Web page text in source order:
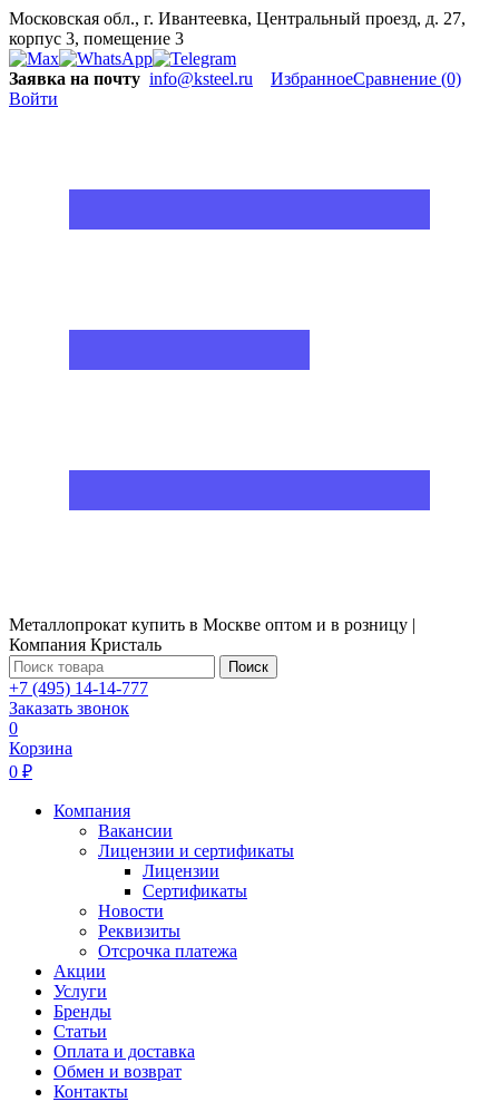
Московская обл., г. Ивантеевка, Центральный проезд, д. 27,
корпус 3, помещение 3
Заявка на почту info@ksteel.ru ИзбранноеСравнение (0)
Войти
Металлопрокат купить в Москве оптом и в розницу |
Компания Кристаль
Поиск
+7 (495) 14-14-777
Заказать звонок
0
Корзина
0 ₽
Компания
Вакансии
Лицензии и сертификаты
Лицензии
Сертификаты
Новости
Реквизиты
Отсрочка платежа
Акции
Услуги
Бренды
Статьи
Оплата и доставка
Обмен и возврат
Контакты